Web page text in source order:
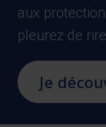
aux
pleurez de
Je